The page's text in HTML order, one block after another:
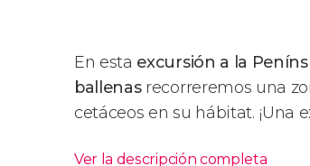
En esta excursión a la
ballenasrecorreremos una
cetáceos en su hábitat. ¡Una
Ver la descripción completa